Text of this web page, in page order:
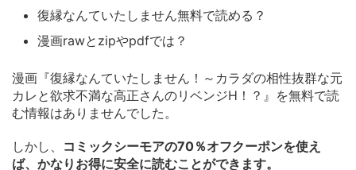
復縁なんていたしません無料で読める？
漫画rawとzipやpdfでは？
漫画『復縁なんていたしません！～カラダの相性抜群な元
カレと欲求不満な高正さんのリベンジH！？』を無料で読
む情報はありませんでした。
しかし、 コミックシーモアの70％オフクーポンを使え
ば、かなりお得に安全に読むことができます。